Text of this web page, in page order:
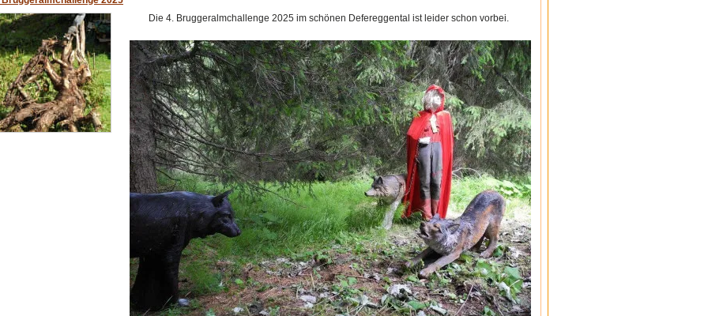
Die 4. Bruggeralmchallenge 2025 im schönen Defereggental ist leider schon vorbei.